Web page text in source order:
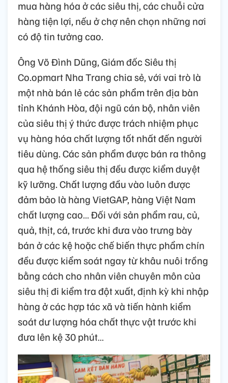
mua hàng hóa ở các siêu thị, các chuỗi cửa
hàng tiện lợi, nếu ở chợ nên chọn những nơi
có độ tin tưởng cao.
Ông Võ Đình Dũng, Giám đốc Siêu thị
Co.opmart Nha Trang chia sẻ, với vai trò là
một nhà bán lẻ các sản phẩm trên địa bàn
tỉnh Khánh Hòa, đội ngũ cán bộ, nhân viên
của siêu thị ý thức được trách nhiệm phục
vụ hàng hóa chất lượng tốt nhất đến người
tiêu dùng. Các sản phẩm được bán ra thông
qua hệ thống siêu thị đều được kiểm duyệt
kỹ lưỡng. Chất lượng đầu vào luôn được
đảm bảo là hàng VietGAP, hàng Việt Nam
chất lượng cao… Đối với sản phẩm rau, củ,
quả, thịt, cá, trước khi đưa vào trưng bày
bán ở các kệ hoặc chế biến thực phẩm chín
đều được kiểm soát ngay từ khâu nuôi trồng
bằng cách cho nhân viên chuyên môn của
siêu thị đi kiểm tra đột xuất, định kỳ khi nhập
hàng ở các hợp tác xã và tiến hành kiểm
soát dư lượng hóa chất thực vật trước khi
đưa lên kệ 30 phút…